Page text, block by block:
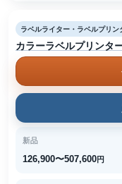
ラベルライター・ラベルプリン
カラーラベルプリンタ
新品
126,900〜507,600円